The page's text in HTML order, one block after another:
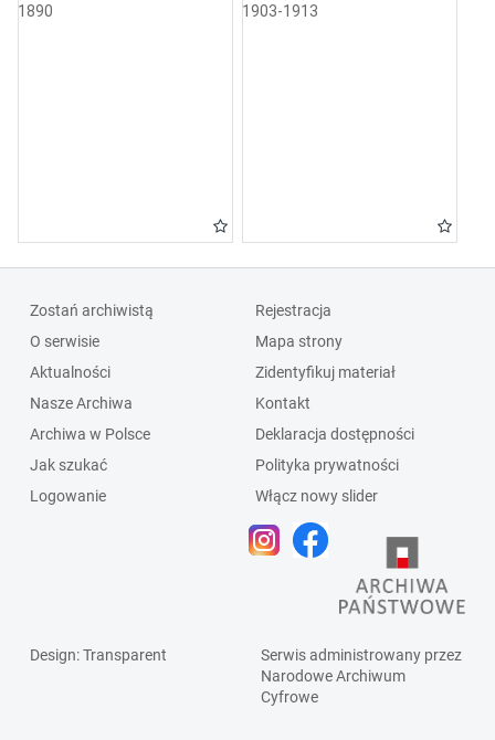
Geschäftsganges
1890 1903-1913
Zostań archiwistą
O serwisie
Aktualności
Nasze Archiwa
Archiwa w Polsce
Jak szukać
Logowanie
Rejestracja
Mapa strony
Zidentyfikuj materiał
Kontakt
Deklaracja dostępności
Polityka prywatności
Włącz nowy slider
Design: Transparent
Serwis administrowany przez
Narodowe Archiwum
Cyfrowe